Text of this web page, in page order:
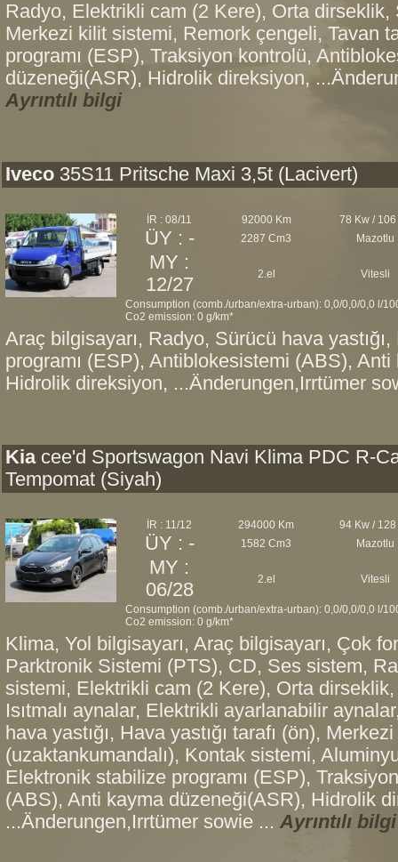
Radyo, Elektrikli cam (2 Kere), Orta dirseklik,
Merkezi kilit sistemi, Remork çengeli, Tavan
programı (ESP), Traksiyon kontrolü,
düzeneği(ASR), Hidrolik direksiyon,
Ayrıntılı bilgi
Iveco 35S11 Pritsche Maxi 3,5t (Lacivert)
İR : 08/11 92000 Km 78 Kw / 106
ÜY : - 2287 Cm3 Mazotlu
MY :
12/27
2.el Vitesli
Consumption (comb./urban/extra-urban): 0,0/0,0/0,0 l/
Co2 emission: 0 g/km*
Araç bilgisayarı, Radyo, Sürücü hava
programı (ESP), Antiblokesistemi (ABS),
Hidrolik direksiyon, ...Änderungen,Irrtümer
Kiacee'd Sportswagon Navi Klima PDC R-
Tempomat (Siyah)
İR : 11/12 294000 Km 94 Kw / 128
ÜY : - 1582 Cm3 Mazotlu
MY :
06/28
2.el Vitesli
Consumption (comb./urban/extra-urban): 0,0/0,0/0,0 l/
Co2 emission: 0 g/km*
Klima, Yol bilgisayarı, Araç bilgisayarı, Çok
Parktronik Sistemi (PTS), CD, Ses sistem,
sistemi, Elektrikli cam (2 Kere), Orta dirseklik,
Isıtmalı aynalar, Elektrikli ayarlanabilir
hava yastığı, Hava yastığı tarafı (ön),
(uzaktankumandalı), Kontak sistemi,
Elektronik stabilize programı (ESP),
(ABS), Anti kayma düzeneği(ASR), Hidrolik
...Änderungen,Irrtümer sowie ... Ayrıntılı bilgi